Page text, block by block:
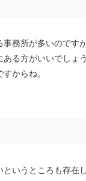
務所が多いのです
る方がいいでしょう
からね。
いうところも存在し